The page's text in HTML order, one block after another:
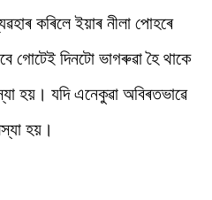
কৰিলে ইয়াৰ নীলা পোহৰে
গোটেই দিনটো ভাগৰুৱা হৈ থাকে
হয়। যদি এনেকুৱা অবিৰতভাৱে
হয়।